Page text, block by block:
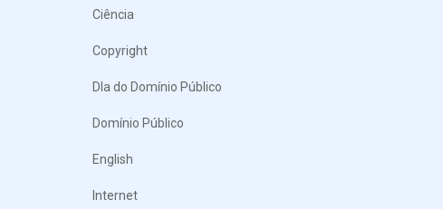
Ciência
Copyright
DIa do Domínio Público
Domínio Público
English
Internet